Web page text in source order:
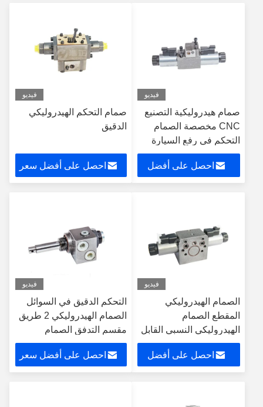
فيديو
صمام هيدروليكية التصنيع
CNC مخصصة الصمام
التحكم في رفع السيارة
الألومنيوم
احصل على أفضل
فيديو
صمام التحكم الهيدروليكي
الدقيق
احصل على أفضل سعر
فيديو
الصمام الهيدروليكي
المقطع الصمام
الهيدروليكي النسبي القابل
للتخصيص
احصل على أفضل
فيديو
التحكم الدقيق في السوائل
الصمام الهيدروليكي 2 طريق
مقسم التدفق الصمام
الهيدروليكي القفل OEM
احصل على أفضل سعر